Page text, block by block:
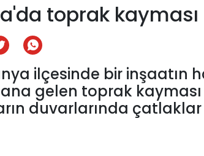
toprak
ilçesinde bir inşaatın
gelen toprak kayması
duvarlarında